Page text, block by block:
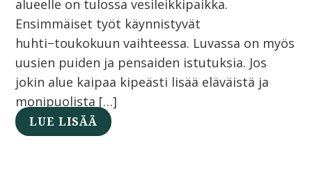
alueelle on tulossa vesileikkipaikka.
Ensimmäiset työt käynnistyvät
huhti−toukokuun vaihteessa. Luvassa on myös
uusien puiden ja pensaiden istutuksia. Jos
jokin alue kaipaa kipeästi lisää eläväistä ja
monipuolista […]
LUE LISÄÄ